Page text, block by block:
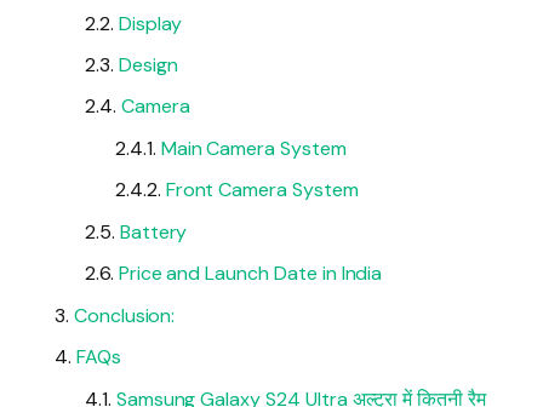
Display
Design
Camera
Main Camera System
Front Camera System
Battery
Price and Launch Date in India
Conclusion:
FAQs
Samsung Galaxy S24 Ultra अल्ट्रा में कितनी रैम